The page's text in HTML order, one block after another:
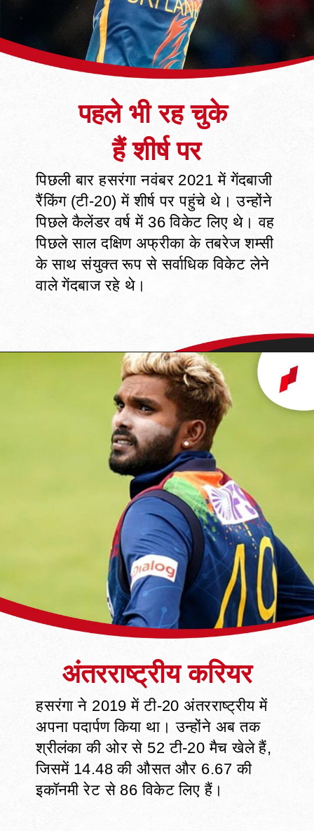
पहले भी रह चुके
हैं शीर्ष पर
पिछली बार हसरंगा नवंबर 2021 में गेंदबाजी
रैंकिंग (टी-20) में शीर्ष पर पहुंचे थे। उन्होंने
पिछले कैलेंडर वर्ष में 36 विकेट लिए थे। वह
पिछले साल दक्षिण अफ्रीका के तबरेज शम्सी
के साथ संयुक्त रूप से सर्वाधिक विकेट लेने
अंतरराष्ट्रीय करियर
हसरंगा ने 2019 में टी-20 अंतरराष्ट्रीय में
अपना पदार्पण किया था। उन्होंने अब तक
श्रीलंका की ओर से 52 टी-20 मैच खेले हैं,
जिसमें 14.48 की औसत और 6.67 की